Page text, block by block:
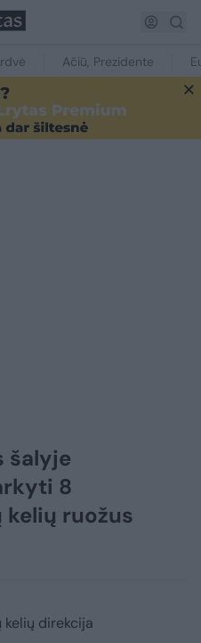
Ačiū, Prezidente
šalyje
8
ruožus
direkcija